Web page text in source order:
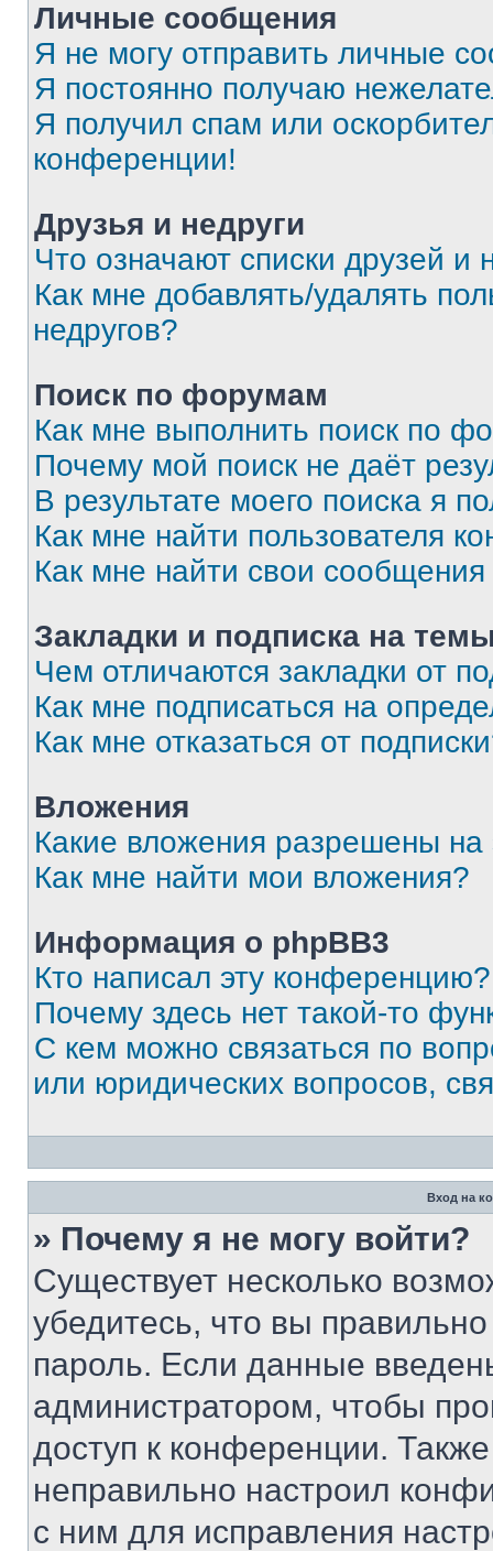
Личные сообщения
Я не могу отправить личные
Я постоянно получаю
Я получил спам или
конференции!
Друзья и недруги
Что означают списки друзей и
Как мне добавлять/удалять
недругов?
Поиск по форумам
Как мне выполнить поиск по
Почему мой поиск не даёт
В результате моего поиска я
Как мне найти пользователя
Как мне найти свои
Закладки и подписка на
Чем отличаются закладки от
Как мне подписаться на
Как мне отказаться от
Вложения
Какие вложения разрешены
Как мне найти мои вложения?
Информация о phpBB3
Кто написал эту конференцию?
Почему здесь нет такой-то
С кем можно связаться по
или юридических вопросов,
Вход на
» Почему я не могу войти?
Существует несколько
убедитесь, что вы
пароль. Если данные
администратором, чтобы
доступ к конференции.
неправильно настроил
с ним для исправления